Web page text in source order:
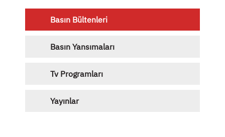
Basın Bültenleri
Basın Yansımaları
Tv Programları
Yayınlar